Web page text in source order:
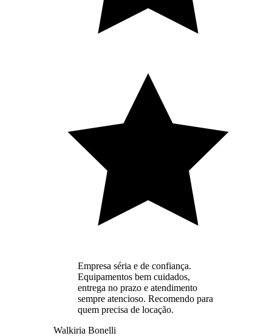
Empresa séria e de confiança.
Equipamentos bem cuidados,
entrega no prazo e atendimento
sempre atencioso. Recomendo para
quem precisa de locação.
Walkiria Bonelli